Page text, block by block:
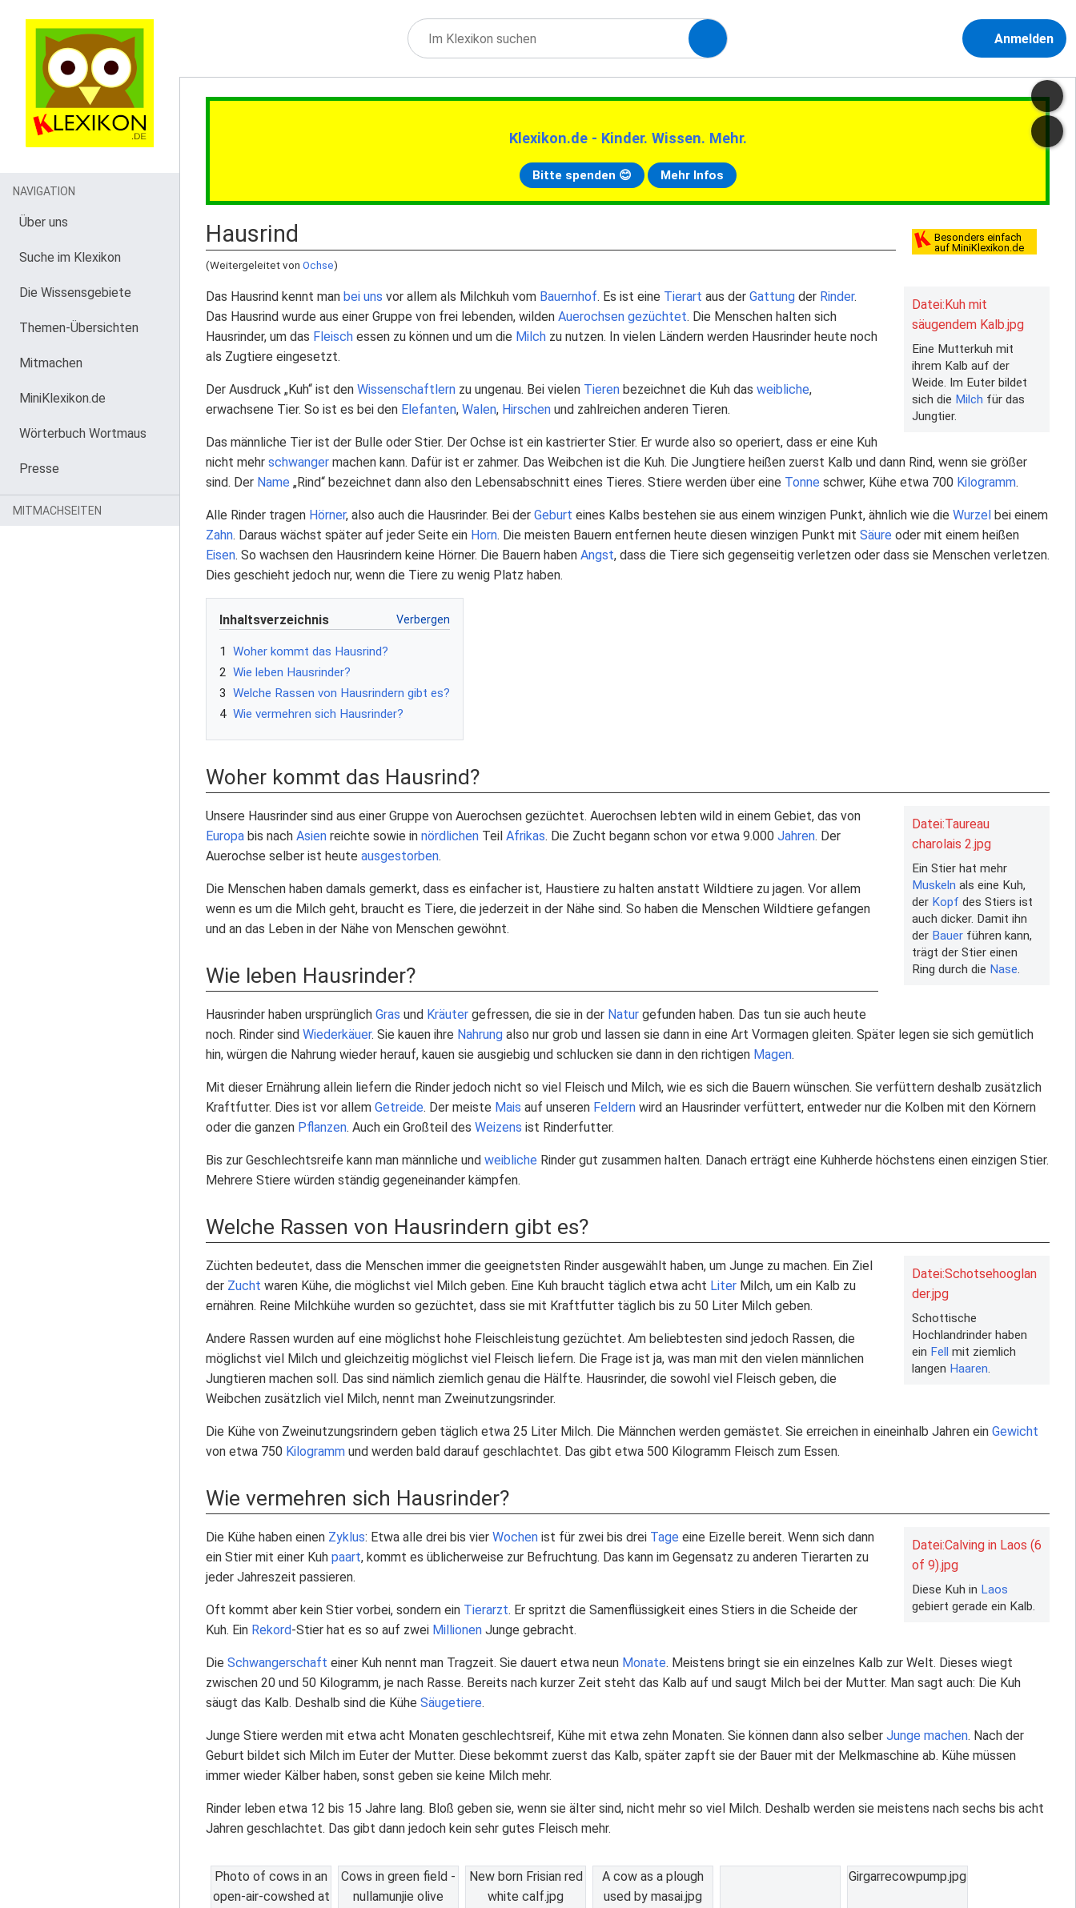
Anmelden
Klexikon.de - Kinder. Wissen. Mehr.
Bitte spenden 😊 Mehr Infos
Besonders einfach
auf MiniKlexikon.de
Hausrind
(Weitergeleitet von Ochse)
Datei:Kuh mit
säugendem Kalb.jpg
Eine Mutterkuh mit
ihrem Kalb auf der
Weide. Im Euter bildet
sich die Milch für das
Jungtier.
Das Hausrind kennt man bei uns vor allem als Milchkuh vom Bauernhof. Es ist eine Tierart aus der Gattung der Rinder.
Das Hausrind wurde aus einer Gruppe von frei lebenden, wilden Auerochsen gezüchtet. Die Menschen halten sich
Hausrinder, um das Fleisch essen zu können und um die Milch zu nutzen. In vielen Ländern werden Hausrinder heute noch
als Zugtiere eingesetzt.
Der Ausdruck „Kuh“ ist den Wissenschaftlern zu ungenau. Bei vielen Tieren bezeichnet die Kuh das weibliche,
erwachsene Tier. So ist es bei den Elefanten, Walen, Hirschen und zahlreichen anderen Tieren.
Das männliche Tier ist der Bulle oder Stier. Der Ochse ist ein kastrierter Stier. Er wurde also so operiert, dass er eine Kuh
nicht mehr schwanger machen kann. Dafür ist er zahmer. Das Weibchen ist die Kuh. Die Jungtiere heißen zuerst Kalb und dann Rind, wenn sie größer
sind. Der Name „Rind“ bezeichnet dann also den Lebensabschnitt eines Tieres. Stiere werden über eine Tonne schwer, Kühe etwa 700 Kilogramm.
Alle Rinder tragen Hörner, also auch die Hausrinder. Bei der Geburt eines Kalbs bestehen sie aus einem winzigen Punkt, ähnlich wie die Wurzel bei einem
Zahn. Daraus wächst später auf jeder Seite ein Horn. Die meisten Bauern entfernen heute diesen winzigen Punkt mit Säure oder mit einem heißen
Eisen. So wachsen den Hausrindern keine Hörner. Die Bauern haben Angst, dass die Tiere sich gegenseitig verletzen oder dass sie Menschen verletzen.
Dies geschieht jedoch nur, wenn die Tiere zu wenig Platz haben.
Inhaltsverzeichnis
1
Woher kommt das Hausrind?
2 Wie leben Hausrinder?
3 Welche Rassen von Hausrindern gibt es?
4 Wie vermehren sich Hausrinder?
Woher kommt das Hausrind?
Datei:Taureau
charolais 2.jpg
Ein Stier hat mehr
Muskeln als eine Kuh,
der Kopf des Stiers ist
auch dicker. Damit ihn
der Bauerführen kann,
trägt der Stier einen
Ring durch die Nase
Unsere Hausrinder sind aus einer Gruppe von Auerochsen gezüchtet. Auerochsen lebten wild in einem Gebiet, das von
Europa bis nach Asien reichte sowie in nördlichen Teil Afrikas. Die Zucht begann schon vor etwa 9.000 Jahren. Der
Auerochse selber ist heute ausgestorben.
Die Menschen haben damals gemerkt, dass es einfacher ist, Haustiere zu halten anstatt Wildtiere zu jagen. Vor allem
wenn es um die Milch geht, braucht es Tiere, die jederzeit in der Nähe sind. So haben die Menschen Wildtiere gefangen
und an das Leben in der Nähe von Menschen gewöhnt.
Wie leben Hausrinder?
Hausrinder haben ursprünglich Gras und Kräuter gefressen, die sie in der Natur gefunden haben. Das tun sie auch heute
noch. Rinder sind Wiederkäuer. Sie kauen ihre Nahrung also nur grob und lassen sie dann in eine Art Vormagen gleiten. Später legen sie sich gemütlich
hin, würgen die Nahrung wieder herauf, kauen sie ausgiebig und schlucken sie dann in den richtigen Magen.
Mit dieser Ernährung allein liefern die Rinder jedoch nicht so viel Fleisch und Milch, wie es sich die Bauern wünschen. Sie verfüttern deshalb zusätzlich
Kraftfutter. Dies ist vor allem Getreide. Der meiste Mais auf unseren Feldern wird an Hausrinder verfüttert, entweder nur die Kolben mit den Körnern
oder die ganzen Pflanzen. Auch ein Großteil des Weizens ist Rinderfutter.
Bis zur Geschlechtsreife kann man männliche und weibliche Rinder gut zusammen halten. Danach erträgt eine Kuhherde höchstens einen einzigen Stier.
Mehrere Stiere würden ständig gegeneinander kämpfen.
Welche Rassen von Hausrindern gibt es?
Datei:Schotsehooglan
der.jpg
Schottische
Hochlandrinder haben
ein Fell mit ziemlich
langen Haaren
Züchten bedeutet, dass die Menschen immer die geeignetsten Rinder ausgewählt haben, um Junge zu machen. Ein Ziel
der Zucht waren Kühe, die möglichst viel Milch geben. Eine Kuh braucht täglich etwa acht Liter Milch, um ein Kalb zu
ernähren. Reine Milchkühe wurden so gezüchtet, dass sie mit Kraftfutter täglich bis zu 50 Liter Milch geben.
Andere Rassen wurden auf eine möglichst hohe Fleischleistung gezüchtet. Am beliebtesten sind jedoch Rassen, die
möglichst viel Milch und gleichzeitig möglichst viel Fleisch liefern. Die Frage ist ja, was man mit den vielen männlichen
Jungtieren machen soll. Das sind nämlich ziemlich genau die Hälfte. Hausrinder, die sowohl viel Fleisch geben, die
Weibchen zusätzlich viel Milch, nennt man Zweinutzungsrinder.
Die Kühe von Zweinutzungsrindern geben täglich etwa 25 Liter Milch. Die Männchen werden gemästet. Sie erreichen in eineinhalb Jahren ein Gewicht
von etwa 750 Kilogramm und werden bald darauf geschlachtet. Das gibt etwa 500 Kilogramm Fleisch zum Essen.
Wie vermehren sich Hausrinder?
Datei:Calving in Laos (6
of 9).jpg
Diese Kuh in Laos
gebiert gerade ein Kalb.
Die Kühe haben einen Zyklus: Etwa alle drei bis vier Wochen ist für zwei bis drei Tage eine Eizelle bereit. Wenn sich dann
ein Stier mit einer Kuh paart, kommt es üblicherweise zur Befruchtung. Das kann im Gegensatz zu anderen Tierarten zu
jeder Jahreszeit passieren.
Oft kommt aber kein Stier vorbei, sondern ein Tierarzt. Er spritzt die Samenflüssigkeit eines Stiers in die Scheide der
Kuh. Ein Rekord-Stier hat es so auf zwei Millionen Junge gebracht.
Die Schwangerschaft einer Kuh nennt man Tragzeit. Sie dauert etwa neun Monate. Meistens bringt sie ein einzelnes Kalb zur Welt. Dieses wiegt
zwischen 20 und 50 Kilogramm, je nach Rasse. Bereits nach kurzer Zeit steht das Kalb auf und saugt Milch bei der Mutter. Man sagt auch: Die Kuh
säugt das Kalb. Deshalb sind die Kühe Säugetiere.
Junge Stiere werden mit etwa acht Monaten geschlechtsreif, Kühe mit etwa zehn Monaten. Sie können dann also selber Junge machen. Nach der
Geburt bildet sich Milch im Euter der Mutter. Diese bekommt zuerst das Kalb, später zapft sie der Bauer mit der Melkmaschine ab. Kühe müssen
immer wieder Kälber haben, sonst geben sie keine Milch mehr.
Rinder leben etwa 12 bis 15 Jahre lang. Bloß geben sie, wenn sie älter sind, nicht mehr so viel Milch. Deshalb werden sie meistens nach sechs bis acht
Jahren geschlachtet. Das gibt dann jedoch kein sehr gutes Fleisch mehr.
Photo of cows in an
open-air-cowshed at
Cows in green field -
nullamunjie olive
New born Frisian red
white calf.jpg
A cow as a plough
used by masai.jpg
Girgarrecowpump.jpg
NAVIGATION
Über uns
Suche im Klexikon
Die Wissensgebiete
Themen-Übersichten
Mitmachen
MiniKlexikon.de
Wörterbuch Wortmaus
Presse
MITMACHSEITEN